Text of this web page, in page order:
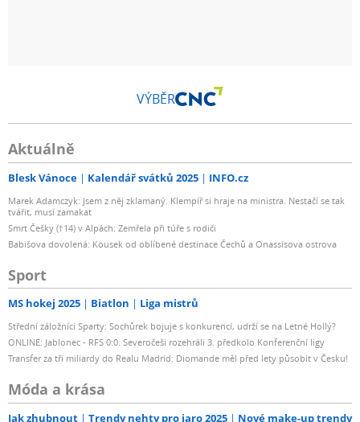
VÝBĚR
Aktuálně
Blesk Vánoce Kalendář svátků 2025 INFO.cz
Marek Adamczyk: Jsem z něj zklamaný. Klempíř si hraje na ministra. Nestačí se tak
tvářit, musí zamakat
Smrt Češky (†14) v Alpách: Zemřela při túře s rodiči
Babišova dovolená: Kousek od oblíbené destinace Čechů a Onassisova ostrova
Sport
MS hokej 2025 Biatlon Liga mistrů
Střední záložníci Sparty: Sochůrek bojuje s konkurencí, udrží se na Letné Hollý?
ONLINE: Jablonec - RFS 0:0. Severočeši rozehráli 3. předkolo Konferenční ligy
Transfer za tři miliardy do Realu Madrid: Diomande měl před lety působit v Česku!
Móda a krása
Jak zhubnout Trendy nehty pro jaro 2025 Nové make-up trendy